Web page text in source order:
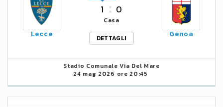
Lecce
1 0
Casa
DETTAGLI
Genoa
Stadio Comunale Via Del Mare
24 mag 2026 ore 20:45